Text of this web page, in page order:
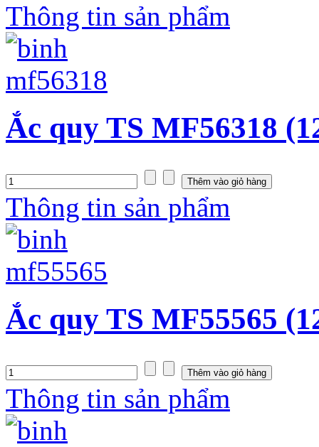
Thông tin sản phẩm
Ắc quy TS MF56318
Thông tin sản phẩm
Ắc quy TS MF55565
Thông tin sản phẩm